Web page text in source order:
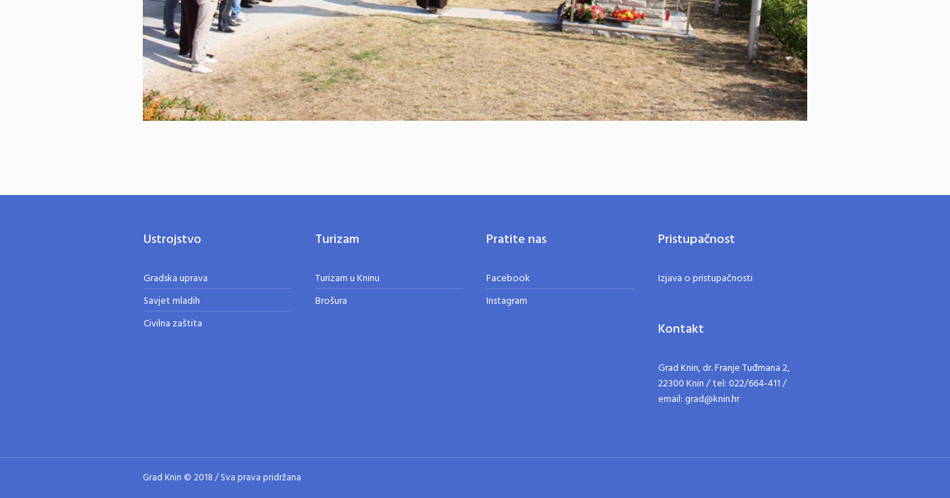
Ustrojstvo
Gradska uprava
Savjet mladih
Civilna zaštita
Turizam
Turizam u Kninu
Brošura
Pratite nas
Facebook
Instagram
Pristupačnost
Izjava o pristupačnosti
Kontakt
Grad Knin, dr. Franje Tuđmana 2,
22300 Knin / tel: 022/664-411 /
email: grad@knin.hr
Grad Knin © 2018 / Sva prava pridržana